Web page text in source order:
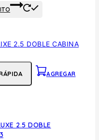
AGREGAR
2.5 DOBLE